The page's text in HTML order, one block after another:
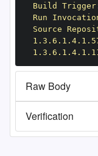
Build Trigger
Run
Source
Raw Body
Verification